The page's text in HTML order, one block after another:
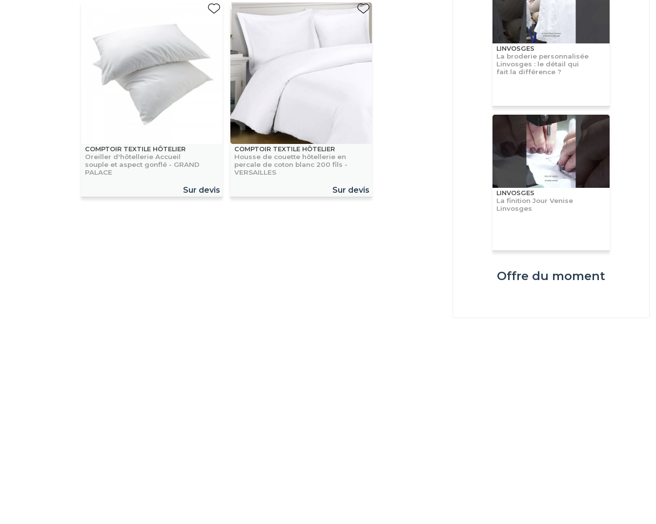
COMPTOIR TEXTILE HÔTELIER
Oreiller d'hôtellerie Accueil
souple et aspect gonflé - GRAND
PALACE
Sur devis
COMPTOIR TEXTILE HÔTELIER
Housse de couette hôtellerie en
percale de coton blanc 200 fils -
VERSAILLES
Sur devis
LINVOSGES
La broderie personnalisée
Linvosges : le détail qui
fait la différence ?
LINVOSGES
La finition Jour Venise
Linvosges
Offre du moment